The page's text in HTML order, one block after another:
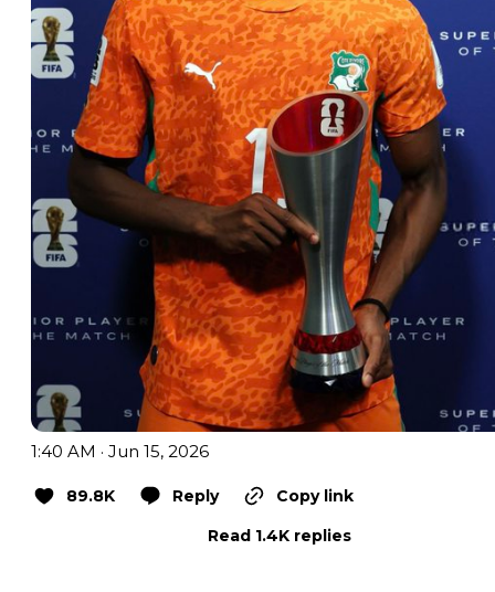
1:40 AM · Jun 15, 2026
89.8K Reply
Copy link
Read 1.4K replies